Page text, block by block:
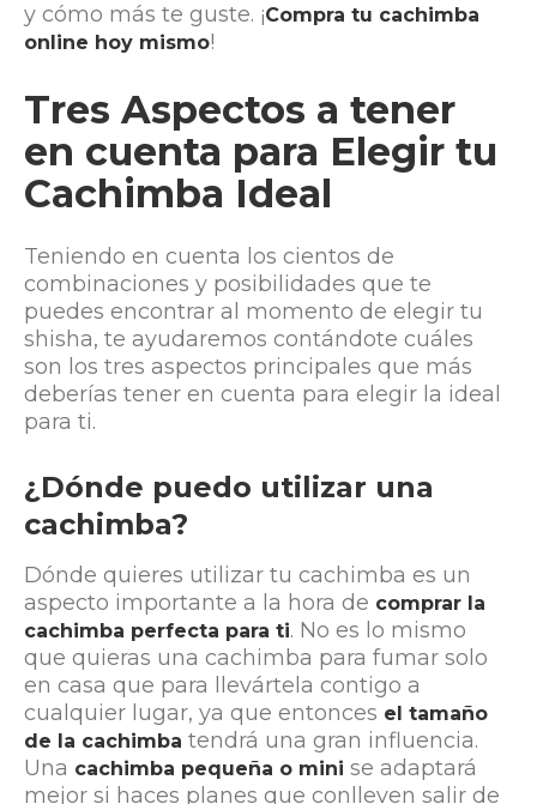
y cómo más te guste. ¡Compra tu cachimba
online hoy mismo!
Tres Aspectos a tener
en cuenta para Elegir tu
Cachimba Ideal
Teniendo en cuenta los cientos de
combinaciones y posibilidades que te
puedes encontrar al momento de elegir tu
shisha, te ayudaremos contándote cuáles
son los tres aspectos principales que más
deberías tener en cuenta para elegir la ideal
para ti.
¿Dónde puedo utilizar una
cachimba?
Dónde quieres utilizar tu cachimba es un
aspecto importante a la hora de comprar la
cachimba perfecta para ti. No es lo mismo
que quieras una cachimba para fumar solo
en casa que para llevártela contigo a
cualquier lugar, ya que entonces el tamaño
de la cachimba tendrá una gran influencia.
Una cachimba pequeña o mini se adaptará
mejor si haces planes que conlleven salir de